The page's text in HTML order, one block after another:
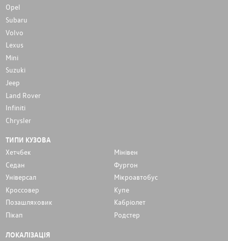
Opel
Subaru
Volvo
Lexus
Mini
Suzuki
Jeep
Land Rover
Infiniti
Chrysler
ТИПИ КУЗОВА
Хетчбек
Мінівен
Седан
Фургон
Унiверсал
Мікроавтобус
Кроссовер
Купе
Позашляховик
Кабріолет
Пікап
Родстер
ЛОКАЛІЗАЦІЯ